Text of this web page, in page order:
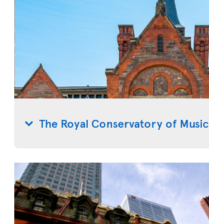
The Royal Conservatory of Music